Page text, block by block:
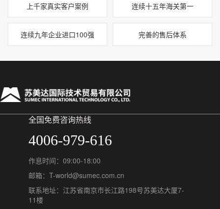
上千家真实客户案例 连续十五年海关第一
连续九年企业进口100强 完善的售后体系
全国免费咨询热线
4006-979-616
作息时间：09:00-18:00
邮箱：T-world@sumec.com.cn
联系地址：江苏省南京市长江路198号苏美达大厦7-
11楼